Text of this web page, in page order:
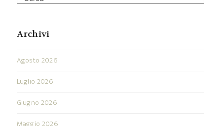
Archivi
Agosto 2026
Luglio 2026
Giugno 2026